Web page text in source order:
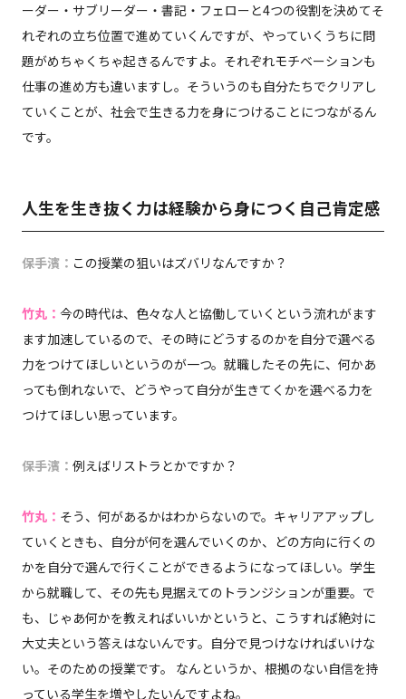
ーダー・サブリーダー・書記・フェローと4つの役割を決めてそ
れぞれの立ち位置で進めていくんですが、やっていくうちに問
題がめちゃくちゃ起きるんですよ。それぞれモチベーションも
仕事の進め方も違いますし。そういうのも自分たちでクリアし
ていくことが、社会で生きる力を身につけることにつながるん
です。
人生を生き抜く力は経験から身につく自己肯定感
保手濱： この授業の狙いはズバリなんですか？
竹丸： 今の時代は、色々な人と協働していくという流れがます
ます加速しているので、その時にどうするのかを自分で選べる
力をつけてほしいというのが一つ。就職したその先に、何かあ
っても倒れないで、どうやって自分が生きてくかを選べる力を
つけてほしい思っています。
保手濱： 例えばリストラとかですか？
竹丸： そう、何があるかはわからないので。キャリアアップし
ていくときも、自分が何を選んでいくのか、どの方向に行くの
かを自分で選んで行くことができるようになってほしい。学生
から就職して、その先も見据えてのトランジションが重要。で
も、じゃあ何かを教えればいいかというと、こうすれば絶対に
大丈夫という答えはないんです。自分で見つけなければいけな
い。そのための授業です。 なんというか、根拠のない自信を持
っている学生を増やしたいんですよね。